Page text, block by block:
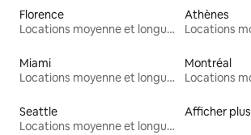
Florence
Locations moyenne et longue durée
Athènes
Miami
Locations moyenne et longue durée
Montréal
Seattle
Locations moyenne et longue durée
Afficher plus